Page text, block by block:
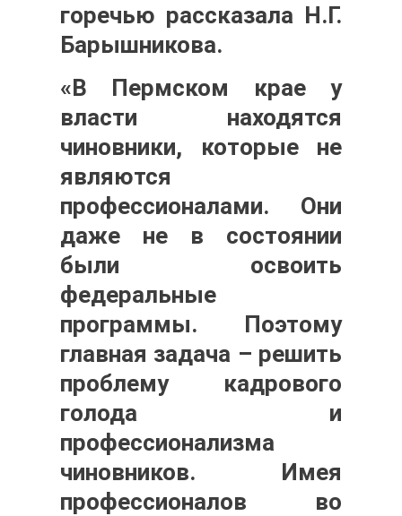
горечью рассказала Н.Г.
Барышникова.
«В Пермском крае у
власти находятся
чиновники, которые не
являются
профессионалами. Они
даже не в состоянии
были освоить
федеральные
программы. Поэтому
главная задача – решить
проблему кадрового
голода и
профессионализма
чиновников. Имея
профессионалов во